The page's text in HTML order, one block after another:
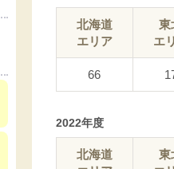
北海道
エリア
東
エ
66
2022年度
北海道
東